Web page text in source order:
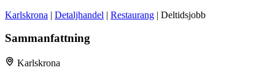
Karlskrona | Detaljhandel | Restaurang | Deltidsjobb
Sammanfattning
Karlskrona